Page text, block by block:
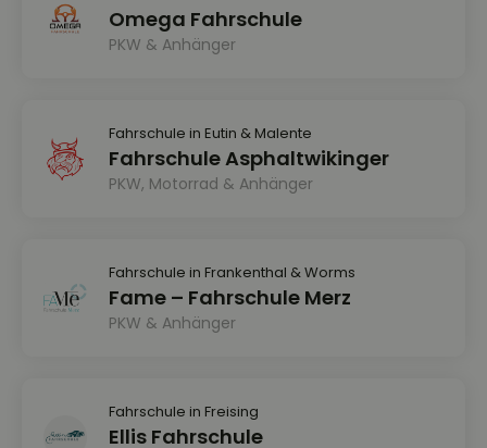
Omega Fahrschule
PKW & Anhänger
Fahrschule in Eutin & Malente
Fahrschule Asphaltwikinger
PKW, Motorrad & Anhänger
Fahrschule in Frankenthal & Worms
Fame – Fahrschule Merz
PKW & Anhänger
Fahrschule in Freising
Ellis Fahrschule